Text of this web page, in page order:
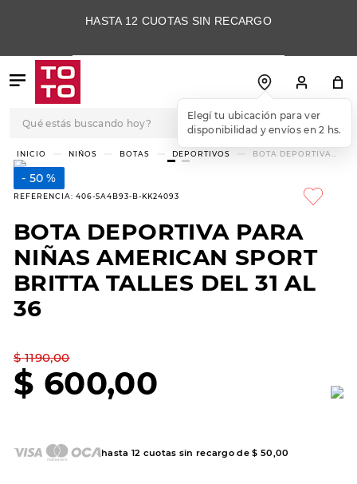
HASTA 12 CUOTAS SIN RECARGO
NIÑOS BOTAS
BOTA DEPORTIVA PARA NIÑAS
AMERICAN SPORT BRITTA TALLES DEL
50 %
REFERENCIA: 406-5A4B93-B-KK24093
BOTA DEPORTIVA PARA
NIÑAS AMERICAN SPORT
BRITTA TALLES DEL 31 AL
36
$ 1190,00
$ 600,00
hasta 12 cuotas sin recargo de$ 50 00
TÉRMINOS MÁS
BUSCADOS
3
skechers slip-ins
4.
championes